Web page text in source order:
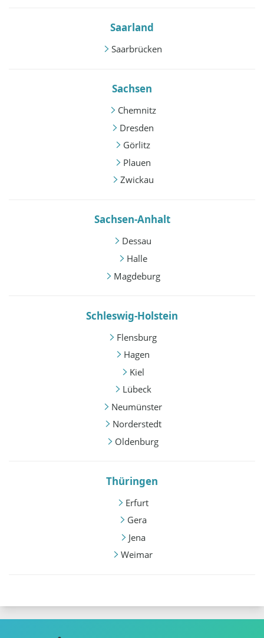
Saarland
Saarbrücken
Sachsen
Chemnitz
Dresden
Görlitz
Plauen
Zwickau
Sachsen-Anhalt
Dessau
Halle
Magdeburg
Schleswig-Holstein
Flensburg
Hagen
Kiel
Lübeck
Neumünster
Norderstedt
Oldenburg
Thüringen
Erfurt
Gera
Jena
Weimar